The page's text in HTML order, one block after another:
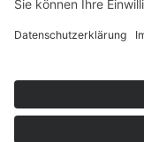
Jetzt an der
Wir möchten
kostenlose
umgehend nach
unserer Webseite